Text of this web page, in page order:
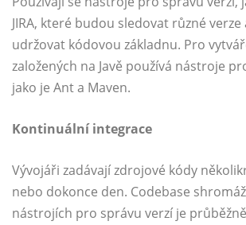
JIRA, které budou sledovat různé verze
udržovat kódovou základnu. Pro
založených na Javě používá nástroje
jako je Ant a Maven.
Kontinuální integrace
Vývojáři zadávají zdrojové kódy
nebo dokonce den. Codebase
nástrojích pro správu verzí je